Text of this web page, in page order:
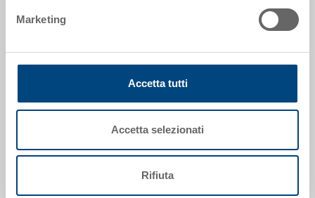
Marketing
Accetta tutti
Accetta selezionati
Rifiuta
Contenitore EUROTEC, PP, blu luce RAL 5012, esterno
600x400x265 mm, interno 565x365x250 mm, 51.6 l,
passanti e 2 impugnature a conchiglia, scanalatura
per forche chiusa, punti di presa orizzontale aperti,